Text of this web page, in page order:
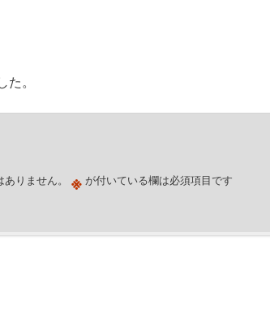
。
りません。 ※ が付いている欄は必須項目です